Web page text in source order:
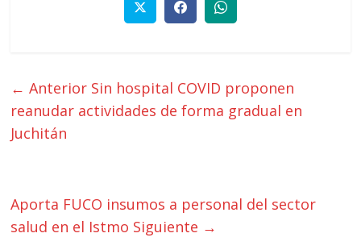
← Anterior Sin hospital COVID proponen
reanudar actividades de forma gradual en
Juchitán
Aporta FUCO insumos a personal del sector
salud en el Istmo Siguiente →